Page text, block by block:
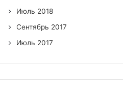
Июль 2018
Сентябрь 2017
Июль 2017